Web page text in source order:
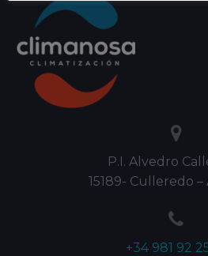


P.I. Alvedro
15189- Culleredo –


+34 981 92